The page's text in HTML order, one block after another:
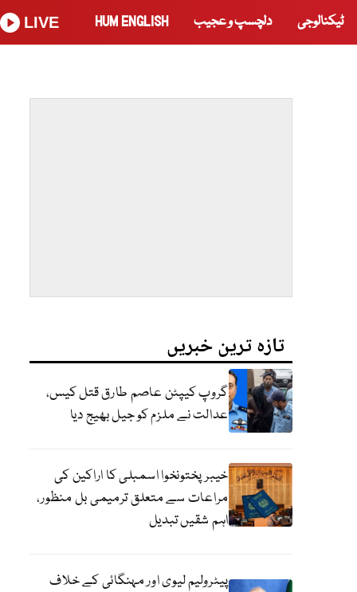
ٹیکنالوجی دلچسپ و عجیب HUM ENGLISH
LIVE
تازہ ترین خبریں
گروپ کیپٹن عاصم طارق قتل کیس،
عدالت نے ملزم کو جیل بھیج دیا
خیبرپختونخوا اسمبلی کا اراکین کی
مراعات سے متعلق ترمیمی بل منظور،
اہم شقیں تبدیل
پیٹرولیم لیوی اور مہنگائی کے خلاف